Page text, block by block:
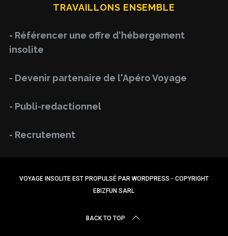
f
o
:
TRAVAILLONS ENSEMBLE
- Référencer une offre d'hébergement
insolite
- Devenir partenaire de l'Apéro Voyage
- Publi-redactionnel
- Recrutement
VOYAGE INSOLITE EST PROPULSÉ PAR WORDPRESS - COPYRIGHT
EBIZFUN SARL
BACK TO TOP